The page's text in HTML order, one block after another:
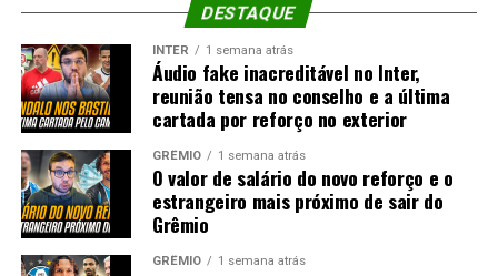
DESTAQUE
INTER 1 semana atrás
Áudio fake inacreditável no Inter,
reunião tensa no conselho e a última
cartada por reforço no exterior
GRÊMIO 1 semana atrás
O valor de salário do novo reforço e o
estrangeiro mais próximo de sair do
Grêmio
GRÊMIO 1 semana atrás